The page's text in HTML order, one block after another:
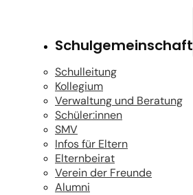
Schulgemeinschaft
Schulleitung
Kollegium
Verwaltung und Beratung
Schüler:innen
SMV
Infos für Eltern
Elternbeirat
Verein der Freunde
Alumni